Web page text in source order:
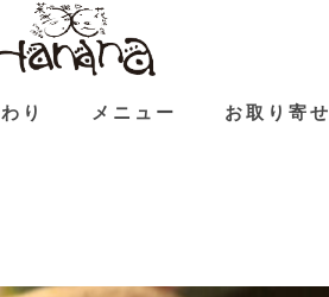
り メニュー お取り寄せ